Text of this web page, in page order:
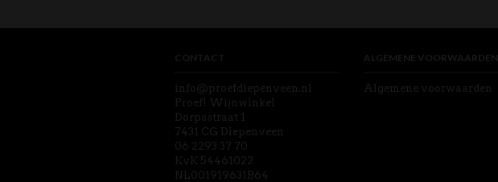
CONTACT
info@proefdiepenveen.nl
Proef! Wijnwinkel
Dorpsstraat 1
7431 CG Diepenveen
06 2293 37 70
KvK 54461022
NL001919631B64
ALGEMENE VOORWAARDEN
Algemene voorwaarden